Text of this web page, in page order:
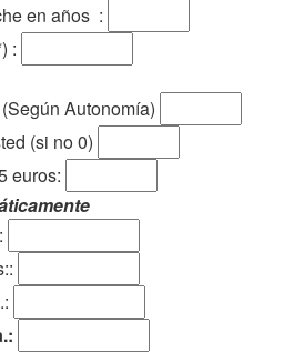
en años :
:
Autonomía)
(si no 0)
euros: